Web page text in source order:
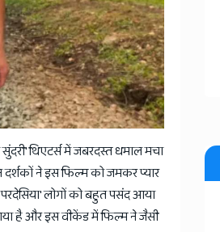
थिएटर्स में जबरदस्त धमाल मचा
ने इस फिल्म को जमकर प्यार
'परदेसिया' लोगों को बहुत पसंद आया
है और इस वीकेंड में फिल्म ने जैसी